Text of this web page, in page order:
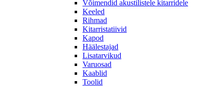
Võimendid akustilistele kitarridele
Keeled
Rihmad
Kitarristatiivid
Kapod
Häälestajad
Lisatarvikud
Varuosad
Kaablid
Toolid